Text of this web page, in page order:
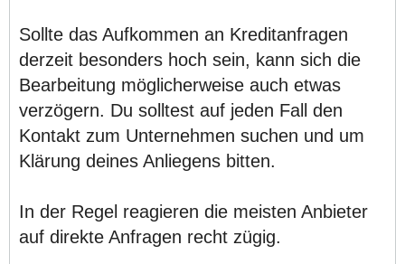
Sollte das Aufkommen an Kreditanfragen
derzeit besonders hoch sein, kann sich die
Bearbeitung möglicherweise auch etwas
verzögern. Du solltest auf jeden Fall den
Kontakt zum Unternehmen suchen und um
Klärung deines Anliegens bitten.
In der Regel reagieren die meisten Anbieter
auf direkte Anfragen recht zügig.